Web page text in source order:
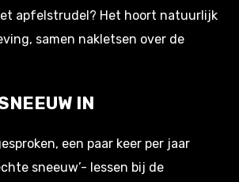
apfelstrudel? Het hoort natuurlijk
samen nakletsen over de
IN
een paar keer per jaar
sneeuw’- lessen bij de